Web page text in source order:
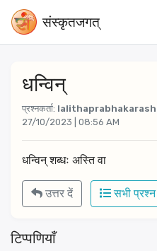
संस्‍कृतजगत्
धन्विन्
प्रश्नकर्ता:
27/10/2023 | 08:56 AM
धन्विन् शब्धः अस्ति वा
उत्तर दें सभी प्रश्न
टिप्पणियाँ